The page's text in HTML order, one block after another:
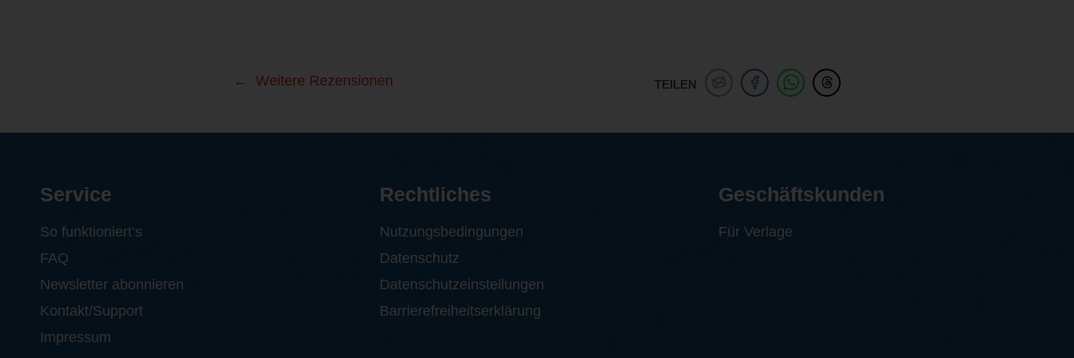
TEILEN
Weitere Rezensionen
Service
So funktioniert‘s
FAQ
Newsletter abonnieren
Kontakt/Support
Impressum
Rechtliches
Nutzungsbedingungen
Datenschutz
Datenschutzeinstellungen
Barrierefreiheitserklärung
Geschäftskunden
Für Verlage